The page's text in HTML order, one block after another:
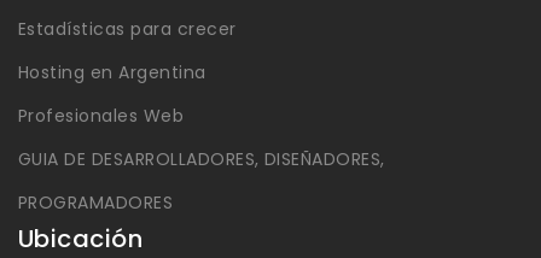
Estadísticas para crecer
Hosting en Argentina
Profesionales Web
GUIA DE DESARROLLADORES, DISEÑADORES,
PROGRAMADORES
Ubicación